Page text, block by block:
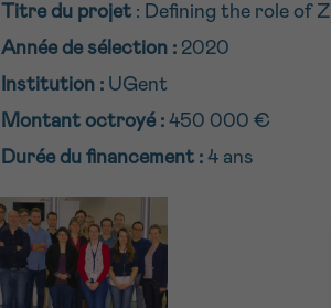
Titre du projet : Defining the role of
Année de sélection : 2020
Institution : UGent
Montant octroyé : 450 000 €
Durée du financement : 4 ans
Je
VOTRE QUESTION
Je souhaite
J’accepte les